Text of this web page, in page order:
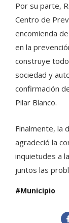
Por su parte,
Centro de
encomienda
en la
construye
sociedad y
confirmación
Pilar Blanco.
Finalmente, la
agradeció la
inquietudes a
juntos las
Municipio